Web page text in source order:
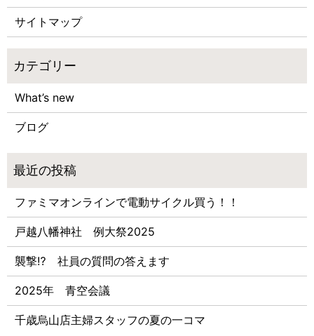
サイトマップ
What’s new
ブログ
ファミマオンラインで電動サイクル買う！！
戸越八幡神社 例大祭2025
襲撃⁉ 社員の質問の答えます
2025年 青空会議
千歳烏山店主婦スタッフの夏の一コマ